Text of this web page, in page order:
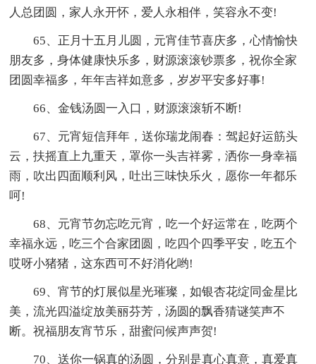
人总团圆，家人永开怀，爱人永相伴，笑容永不变!
65、正月十五月儿圆，元宵佳节喜庆多，心情愉快
朋友多，身体健康快乐多，财源滚滚钞票多，祝你全家
团圆幸福多，年年吉祥如意多，岁岁平安多好事!
66、金钱汤圆一入口，财源滚滚斩不断!
67、元宵短信拜年，送你瑞龙闹春：驾起好运筋头
云，扶摇直上九重天，罩你一头吉祥雾，洒你一身幸福
雨，吹出四面顺利风，吐出三味快乐火，愿你一年都乐
呵!
68、元宵节勿忘吃元宵，吃一个好运常在，吃两个
幸福永远，吃三个合家团圆，吃四个四季平安，吃五个
哎呀小猪猪，这东西可不好消化哟!
69、宵节的灯展似星光璀璨，如银杏花绽同金星比
美，流光四溢绽放美丽芬芳，汤圆的飘香猜谜笑声不
断。祝福朋友宵节乐，甜蜜问候声声贺!
70、送你一锅真的汤圆，分别是真心真意，真爱真